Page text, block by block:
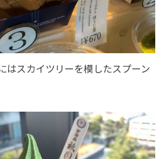
はスカイツリーを模したスプーン